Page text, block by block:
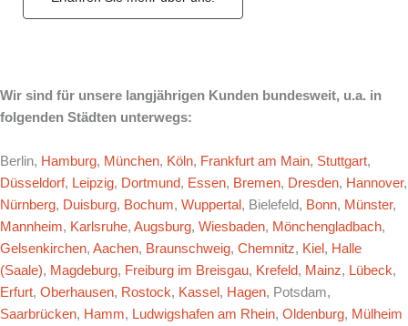
Wir sind für unsere langjährigen Kunden bundesweit, u.a. in
folgenden Städten unterwegs:
Berlin, Hamburg, München, Köln, Frankfurt am Main, Stuttgart,
Düsseldorf, Leipzig, Dortmund, Essen, Bremen, Dresden, Hannover,
Nürnberg, Duisburg, Bochum, Wuppertal , Bielefeld, Bonn, Münster,
Mannheim, Karlsruhe, Augsburg, Wiesbaden, Mönchengladbach,
Gelsenkirchen, Aachen, Braunschweig, Chemnitz, Kiel , Halle
(Saale), Magdeburg, Freiburg im Breisgau, Krefeld, Mainz, Lübeck,
Erfurt, Oberhausen, Rostock, Kassel , Hagen, Potsdam,
Saarbrücken, Hamm, Ludwigshafen am Rhein, Oldenburg, Mülheim